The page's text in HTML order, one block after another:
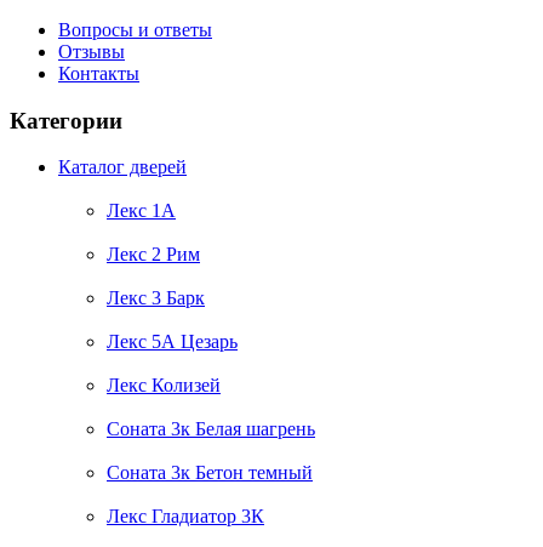
Вопросы и ответы
Отзывы
Контакты
Категории
Каталог дверей
Лекс 1А
Лекс 2 Рим
Лекс 3 Барк
Лекс 5А Цезарь
Лекс Колизей
Соната 3к Белая шагрень
Соната 3к Бетон темный
Лекс Гладиатор 3К